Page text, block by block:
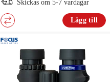
Skickas om 5-7 vardagar
Lägg till